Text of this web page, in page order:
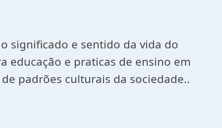
significado e sentido da vida do
educação e praticas de ensino em
padrões culturais da sociedade..